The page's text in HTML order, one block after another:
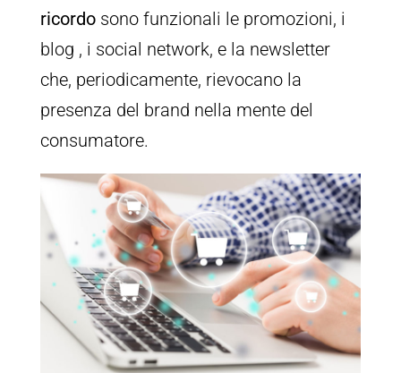
ricordosono funzionali le promozioni, i
blog , i social network, e la newsletter
che, periodicamente, rievocano la
presenza del brand nella mente del
consumatore.